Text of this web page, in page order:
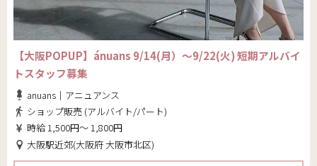
【大阪POPUP】ánuans 9/14(月）～9/22(火) 短期アルバイ
トスタッフ募集
anuans｜アニュアンス
ショップ販売 (アルバイト/パート)
時給 1,500円～ 1,800円
大阪駅近郊(大阪府 大阪市北区)